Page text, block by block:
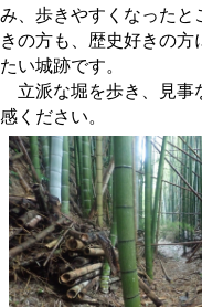
み、歩きやすくなったと
きの方も、歴史好きの方
たい城跡です。
立派な堀を歩き、見事
感ください。